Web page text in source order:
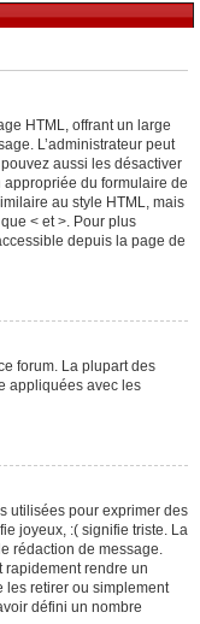
HTML, offrant un large
L’administrateur peut
aussi les désactiver
appropriée du formulaire de
au style HTML, mais
< et >. Pour plus
depuis la page de
forum. La plupart des
appliquées avec les
utilisées pour exprimer des
joyeux, :( signifie triste. La
rédaction de message.
rapidement rendre un
les retirer ou simplement
défini un nombre